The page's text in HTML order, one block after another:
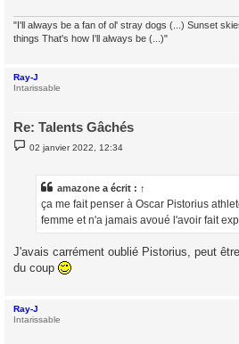
"I'll always be a fan of ol' stray dogs (...) Sunset
things That's how I'll always be (...)"
Ray-J
Intarissable
Re: Talents Gâchés
M
e
02 janvier 2022, 12:34
amazone a écrit : ↑
ça me fait penser à Oscar Pistorius
femme et n'a jamais avoué l'avoir fait
J'avais carrément oublié Pistorius, peut
du coup
Ray-J
Intarissable